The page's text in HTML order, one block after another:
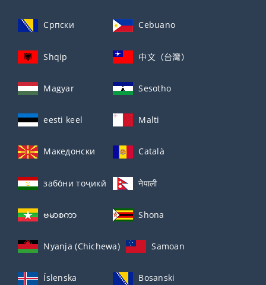
Српски Cebuano
Shqip 中文（台灣）
Magyar Sesotho
eesti keel Malti
Македонски Català
забо́ни тоҷикӣ́ नेपाली
ဗမာစကာ Shona
Nyanja (Chichewa) Samoan
Íslenska Bosanski